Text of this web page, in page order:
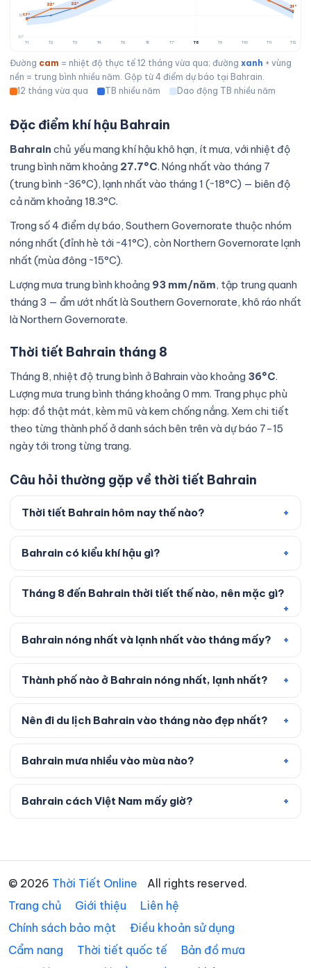
10°
19°17°
22° 22°
21°
T1 T2 T3 T4 T5 T6 T7 T8 T9 T10 T11 T12
Đường cam = nhiệt độ thực tế 12 tháng vừa qua; đường xanh + vùng
nền = trung bình nhiều năm. Gộp từ 4 điểm dự báo tại Bahrain.
12 tháng vừa qua
TB nhiều năm Dao động TB nhiều năm
Đặc điểm khí hậu Bahrain
Bahrain chủ yếu mang khí hậu khô hạn, ít mưa, với nhiệt độ
trung bình năm khoảng 27.7°C. Nóng nhất vào tháng 7
(trung bình ~36°C), lạnh nhất vào tháng 1 (~18°C) — biên độ
cả năm khoảng 18.3°C.
Trong số 4 điểm dự báo, Southern Governorate thuộc nhóm
nóng nhất (đỉnh hè tới ~41°C), còn Northern Governorate lạnh
nhất (mùa đông ~15°C).
Lượng mưa trung bình khoảng 93 mm/năm, tập trung quanh
tháng 3 — ẩm ướt nhất là Southern Governorate, khô ráo nhất
là Northern Governorate.
Thời tiết Bahrain tháng 8
Tháng 8, nhiệt độ trung bình ở Bahrain vào khoảng 36°C.
Lượng mưa trung bình tháng khoảng 0 mm. Trang phục phù
hợp: đồ thật mát, kèm mũ và kem chống nắng. Xem chi tiết
theo từng thành phố ở danh sách bên trên và dự báo 7–15
ngày tới trong từng trang.
Câu hỏi thường gặp về thời tiết Bahrain
Thời tiết Bahrain hôm nay thế nào?
Bahrain có kiểu khí hậu gì?
Tháng 8 đến Bahrain thời tiết thế nào, nên mặc gì?
Bahrain nóng nhất và lạnh nhất vào tháng mấy?
Thành phố nào ở Bahrain nóng nhất, lạnh nhất?
Nên đi du lịch Bahrain vào tháng nào đẹp nhất?
Bahrain mưa nhiều vào mùa nào?
Bahrain cách Việt Nam mấy giờ?
© 2026 Thời Tiết Online
All rights reserved.
Trang chủ
Giới thiệu
Liên hệ
Chính sách bảo mật
Điều khoản sử dụng
Cẩm nang
Thời tiết quốc tế
Bản đồ mưa